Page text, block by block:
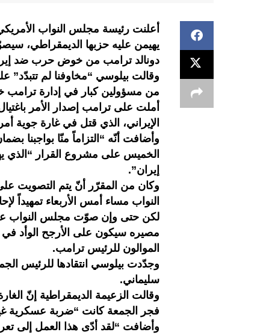
أعلنت رئيسة مجلس النواب
يهيمن عليه حزبها الديمقراطي،
دونالد ترامب من خوض حرب ضد إيران
وقالت بيلوسي “مخاوفنا لم تتبدّد”
من مسؤولين كبار في إدارة
أملت على ترامب إصدار الأمر
الإيراني، الذي قتل في غارة جوية
وأضافت أنّه “التزاماً منّا
الخميس على مشروع القرار “الذي
إيران”.
وكان من المقرّر أنّ يتم التصويت
النواب مساء أمس الأربعاء تمهيداً
لكن حتى وإن صوّت مجلس النواب على
مصيره سيكون على الأرجح الوأد
الموالون للرئيس ترامب.
وجدّدت بيلوسي انتقادها للرئيس
سليماني.
وقالت الزعيمة الديمقراطية إنّ
فجر الجمعة كانت “ضربة عسكرية
وأضافت “لقد أدّى هذا العمل إلى